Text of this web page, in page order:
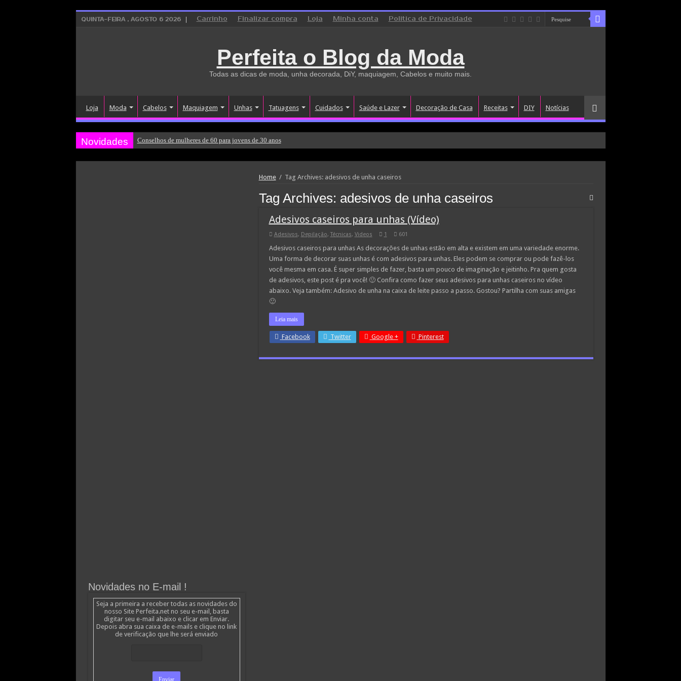
QUINTA-FEIRA , AGOSTO 6 2026 Carrinho Finalizar compra Loja Minha conta Politica de Privacidade
Perfeita o Blog da Moda
Todas as dicas de moda, unha decorada, DiY, maquiagem, Cabelos e muito mais.
Loja Moda Cabelos Maquiagem Unhas Tatuagens Cuidados Saúde e Lazer Decoração de Casa Receitas DIY Notícias
Novidades Conselhos de mulheres de 60 para jovens de 30 anos
Home / Tag Archives: adesivos de unha caseiros
Tag Archives: adesivos de unha caseiros
Adesivos caseiros para unhas (Vídeo)
Adesivos, Depilação, Técnicas, Videos 1 601
Adesivos caseiros para unhas As decorações de unhas estão em alta e existem em uma variedade enorme.
Uma forma de decorar suas unhas é com adesivos para unhas. Eles podem se comprar ou pode fazê-los
você mesma em casa. É super simples de fazer, basta um pouco de imaginação e jeitinho. Pra quem gosta
de adesivos, este post é pra você! 🙂 Confira como fazer seus adesivos para unhas caseiros no vídeo
abaixo. Veja também: Adesivo de unha na caixa de leite passo a passo. Gostou? Partilha com suas amigas
🙂
Leia mais
Facebook Twitter Google + Pinterest
Novidades no E-mail !
Seja a primeira a receber todas as novidades do
nosso Site Perfeita.net no seu e-mail, basta
digitar seu e-mail abaixo e clicar em Enviar.
Depois abra sua caixa de e-mails e clique no link
de verificação que lhe será enviado